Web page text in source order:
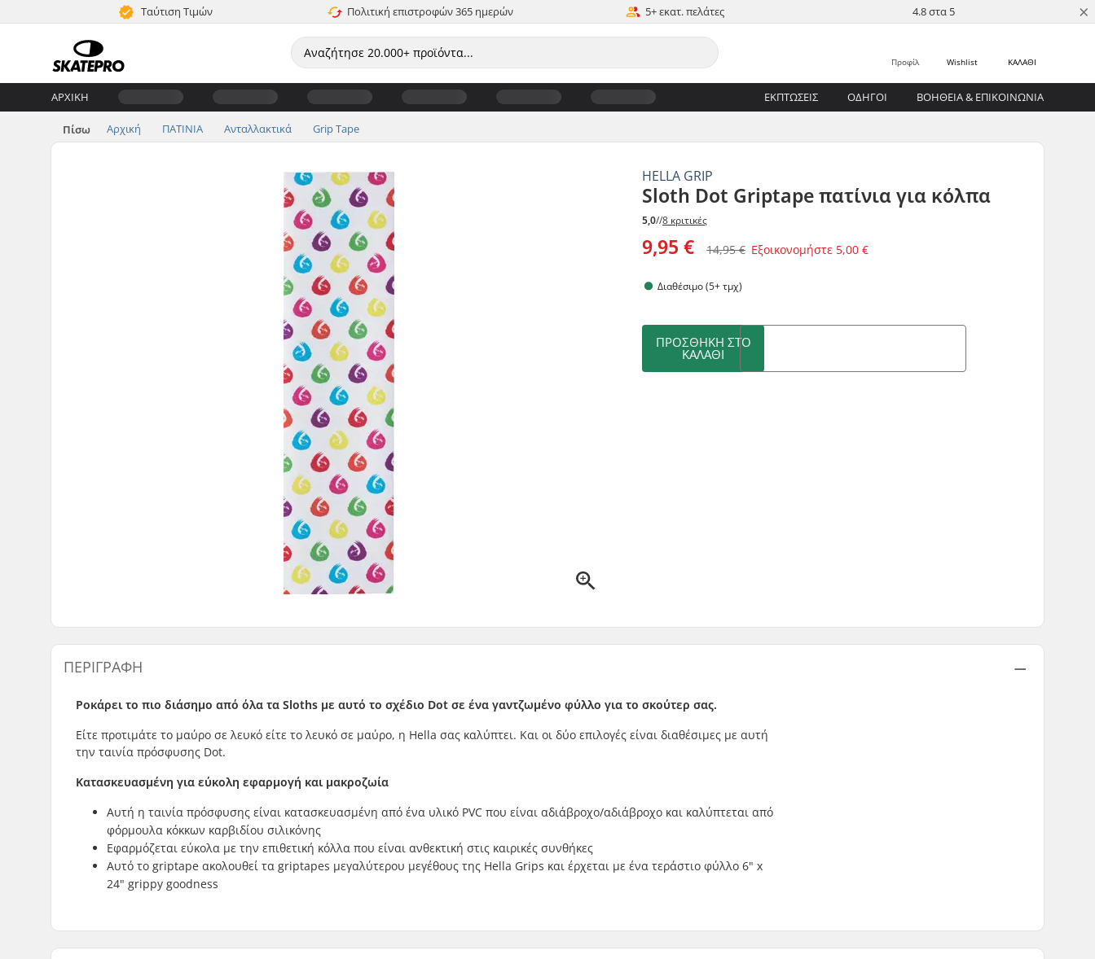
Ταύτιση Τιμών Πολιτική επιστροφών 365 ημερών 5+ εκατ. πελάτες 4.8 στα 5 ×
ΚΑΛΑΘΙ
Wishlist
Προφίλ
ΑΡΧΙΚΉ ΕΚΠΤΩΣΕΙΣ ΟΔΗΓΟΊ ΒΟΉΘΕΙΑ & ΕΠΙΚΟΙΝΩΝΊΑ
Πίσω Αρχική ΠΑΤΙΝΙΑ Ανταλλακτικά Grip Tape
HELLA GRIP
Sloth Dot Griptape πατίνια για κόλπα
5,0//8 κριτικές
9,95 € 14,95 € Εξοικονομήστε 5,00 €
Διαθέσιμο (5+ τμχ)
ΠΡΟΣΘΉΚΗ ΣΤΟ
ΚΑΛΆΘΙ
ΠΕΡΙΓΡΑΦΉ
Ροκάρει το πιο διάσημο από όλα τα Sloths με αυτό το σχέδιο Dot σε ένα γαντζωμένο φύλλο για το σκούτερ σας.
Είτε προτιμάτε το μαύρο σε λευκό είτε το λευκό σε μαύρο, η Hella σας καλύπτει. Και οι δύο επιλογές είναι διαθέσιμες με αυτή
την ταινία πρόσφυσης Dot.
Κατασκευασμένη για εύκολη εφαρμογή και μακροζωία
Αυτή η ταινία πρόσφυσης είναι κατασκευασμένη από ένα υλικό PVC που είναι αδιάβροχο/αδιάβροχο και καλύπτεται από
φόρμουλα κόκκων καρβιδίου σιλικόνης
Εφαρμόζεται εύκολα με την επιθετική κόλλα που είναι ανθεκτική στις καιρικές συνθήκες
Αυτό το griptape ακολουθεί τα griptapes μεγαλύτερου μεγέθους της Hella Grips και έρχεται με ένα τεράστιο φύλλο 6" x
24" grippy goodness